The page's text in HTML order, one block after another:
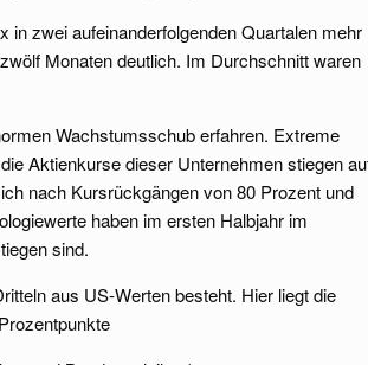
in zwei aufeinanderfolgenden Quartalen mehr
Monaten deutlich. Im Durchschnitt waren
Wachstumsschub erfahren. Extreme
Aktienkurse dieser Unternehmen stiegen
nach Kursrückgängen von 80 Prozent und
haben im ersten Halbjahr im
sind.
aus US-Werten besteht. Hier liegt die